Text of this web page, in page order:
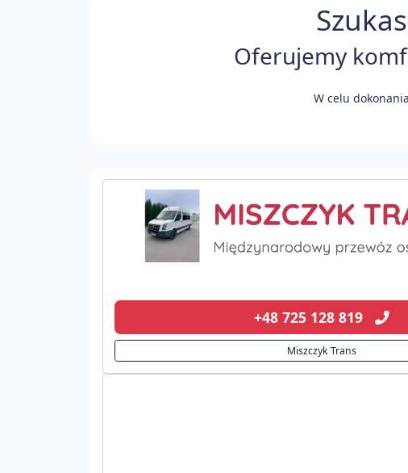
Oferujemy
W celu
+48 725 128 819
Miszczyk Trans